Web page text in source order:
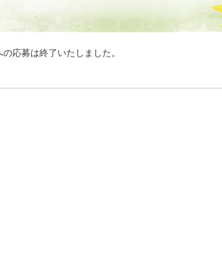
応募は終了いたしました。